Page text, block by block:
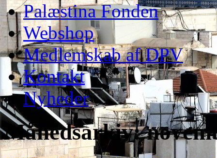
Palæstina Fonden
Webshop
Medlemskab af DPV
Kontakt
Nyheder
Månedsarkiv: